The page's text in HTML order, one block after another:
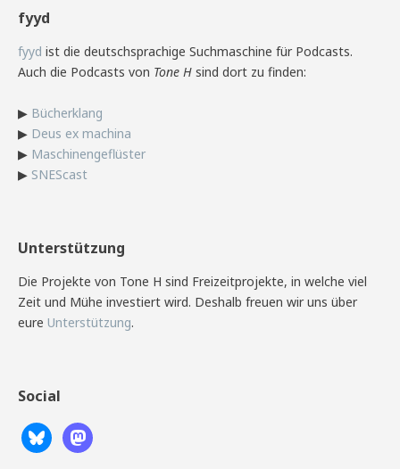
fyyd
fyyd ist die deutschsprachige Suchmaschine für Podcasts.
Auch die Podcasts von Tone H sind dort zu finden:
▶ Bücherklang
▶ Deus ex machina
▶ Maschinengeflüster
▶ SNEScast
Unterstützung
Die Projekte von Tone H sind Freizeitprojekte, in welche viel
Zeit und Mühe investiert wird. Deshalb freuen wir uns über
eure Unterstützung.
Social